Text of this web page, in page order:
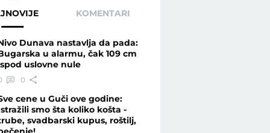
KOMENTARI
Dunava nastavlja da pada:
u alarmu, čak 109 cm
uslovne nule
0
cene u Guči ove godine:
smo šta koliko košta -
svadbarski kupus, roštilj,